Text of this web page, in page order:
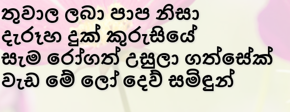
තුවාල ලබා පාප නිසා
දැරූහ දුක් කුරුසියේ
සැම රෝගත් උසුලා ගත්සේක්
වැඩ මේ ලෝ දෙව් සමිඳුන්